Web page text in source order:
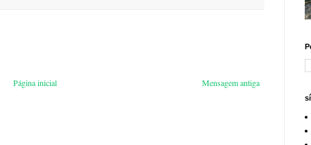
Mensagem antiga
Página inicial